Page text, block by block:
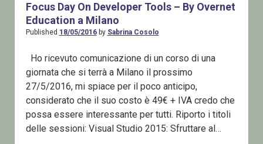
Focus Day On Developer Tools – By Overnet
Education a Milano
Published 18/05/2016by Sabrina Cosolo
Ho ricevuto comunicazione di un corso di una
giornata che si terrà a Milano il prossimo
27/5/2016, mi spiace per il poco anticipo,
considerato che il suo costo è 49€ + IVA credo che
possa essere interessante per tutti. Riporto i titoli
delle sessioni: Visual Studio 2015: Sfruttare al…